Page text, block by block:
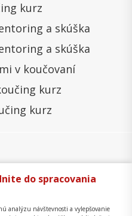
kurz
a skúška
a skúška
v koučovaní
kurz
kurz
Správa cookies
do spracovania
analýzu návštevnosti a vylepšovanie